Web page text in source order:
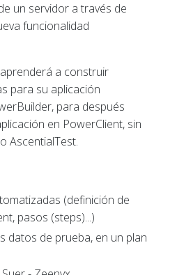
un servidor a través de
funcionalidad
a construir
para su aplicación
para después
en PowerClient, sin
AscentialTest.
(definición de
pasos (steps)...)
datos de prueba, en un plan